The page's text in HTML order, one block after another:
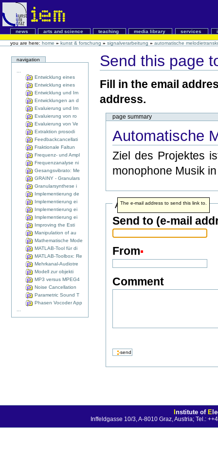
news arts and science teaching media library services
you are here: home » kunst & forschung » signalverarbeitung » automatische
navigation
Entwicklung eines
Entwicklung eines
Entwicklung und Im
Entwicklungen an d
Evaluierung und Im
Evaluierung von ro
Evaluierung von Ve
Extraktion prosodi
Feedbackcancellati
Fraktionale Faltun
Frequenz- und Ampl
Frequenzanalyse ni
Gesangsvibrato: Me
GRAINY - Granulars
Granularsynthese i
Implementierung de
Implementierung ei
Implementierung ei
Implementierung ei
Improving the Esti
Manipulation of au
Mathematische Mode
MATLAB-Tool für di
MATLAB-Toolbox: Re
Mehrkanal-Audiotre
Modell zur objekti
MP3 versus MPEG4
Noise Cancellation
Parametric Sound T
Phasen Vocoder App
Send this page
Fill in the email
address.
page summary
Automatische
Ziel des Projektes
monophone Musik
Address info
Send to (e-mail
The e-mail address to send this link to.
From
Comment
Institute of E
Inffeldgasse 10/3, A-8010 Graz, Austria; Tel.: